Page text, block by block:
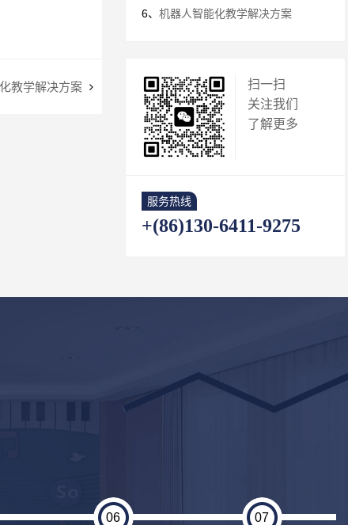
教学解决方案
6、机器人智能化教学解决方案
扫一扫
关注我们
了解更多
服务热线
+(86)130-6411-9275
06 07